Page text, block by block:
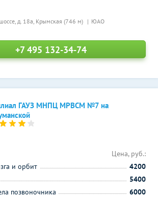
д. 18а, Крымская (746 м) ЮАО
+7 495 132-34-74
ГАУЗ МНПЦ МРВСМ №7 на
Цена, руб.:
и орбит
4200
5400
позвоночника
6000